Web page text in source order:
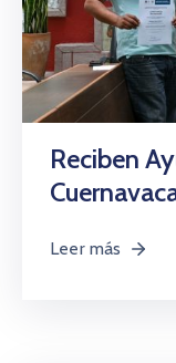
Reciben
Leer más